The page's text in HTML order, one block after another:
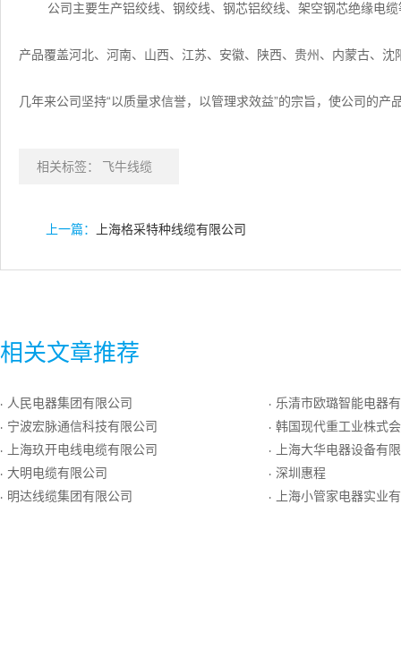
公司主要生产铝绞线、钢绞线、钢芯铝绞线、架空钢芯绝缘电
产品覆盖河北、河南、山西、江苏、安徽、陕西、贵州、内蒙古、
几年来公司坚持“以质量求信誉，以管理求效益”的宗旨，使公司的产
相关标签： 飞牛线缆
上一篇： 上海格采特种线缆有限公司
相关文章推荐
· 人民电器集团有限公司
· 宁波宏脉通信科技有限公司
· 上海玖开电线电缆有限公司
· 大明电缆有限公司
· 明达线缆集团有限公司
· 乐清市欧璐智能电器
· 韩国现代重工业株式
· 上海大华电器设备有
· 深圳惠程
· 上海小管家电器实业